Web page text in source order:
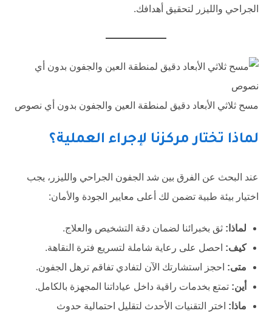
الجراحي والليزر لتحقيق أهدافك.
مسح ثلاثي الأبعاد دقيق لمنطقة العين والجفون بدون أي نصوص
لماذا تختار مركزنا لإجراء العملية؟
عند البحث عن الفرق بين شد الجفون الجراحي والليزر، يجب
اختيار بيئة طبية تضمن لك أعلى معايير الجودة والأمان:
لماذا: ثق بخبرائنا لضمان دقة التشخيص والعلاج.
كيف: احصل على رعاية شاملة لتسريع فترة النقاهة.
متى: احجز استشارتك الآن لتفادي تفاقم ترهل الجفون.
أين: تمتع بخدمات راقية داخل عياداتنا المجهزة بالكامل.
ماذا: اختر التقنيات الأحدث لتقليل احتمالية حدوث